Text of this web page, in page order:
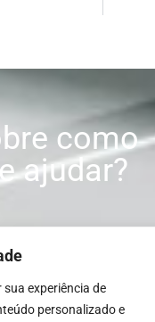
experiência de
personalizado e
como
ajudar?
(11) 2010-1050